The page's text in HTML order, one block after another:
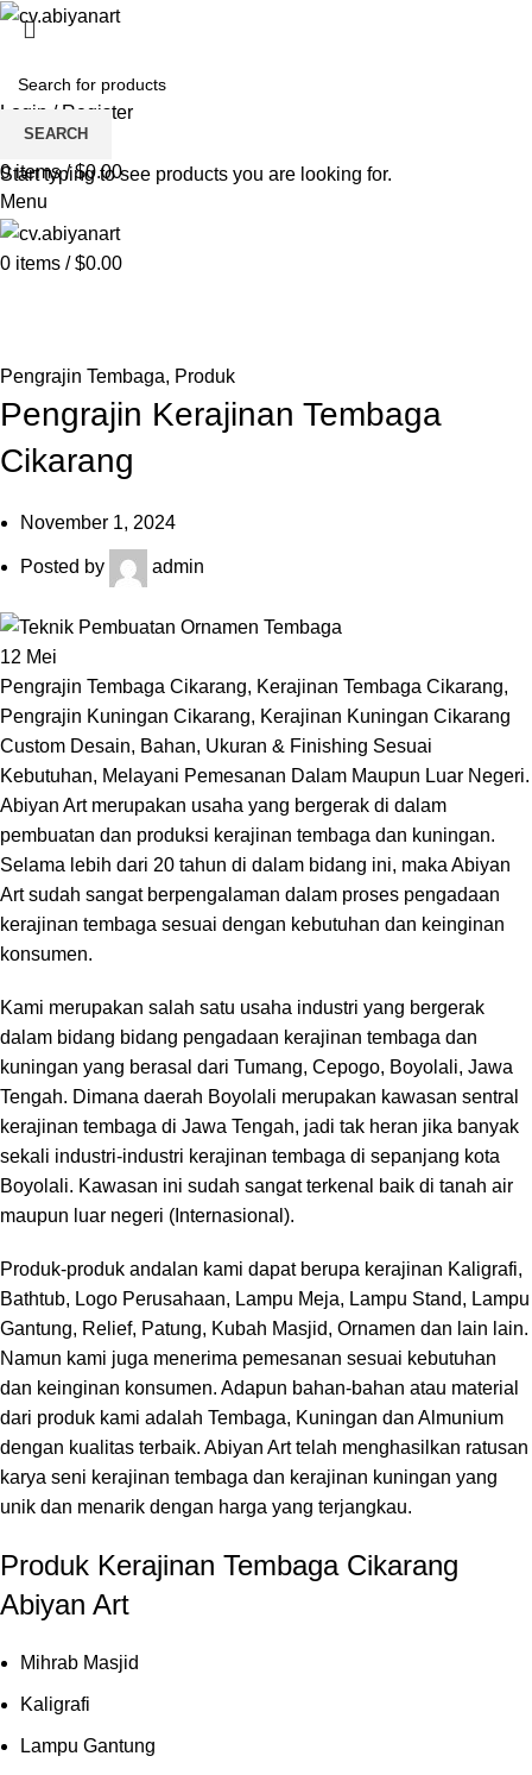
INSTAGRAM ABIYAN ART
Login / Register
Wishlist
0items / $0.00
Menu
0 items / $0.00
Pengrajin Tembaga, Produk
Pengrajin Kerajinan Tembaga
Cikarang
November 1, 2024
Posted by admin
12 Mei
Pengrajin Tembaga Cikarang, Kerajinan Tembaga Cikarang,
Pengrajin Kuningan Cikarang, Kerajinan Kuningan Cikarang
Custom Desain, Bahan, Ukuran & Finishing Sesuai
Kebutuhan, Melayani Pemesanan Dalam Maupun Luar Negeri.
Abiyan Art merupakan usaha yang bergerak di dalam
pembuatan dan produksi kerajinan tembaga dan kuningan.
Selama lebih dari 20 tahun di dalam bidang ini, maka Abiyan
Art sudah sangat berpengalaman dalam proses pengadaan
kerajinan tembaga sesuai dengan kebutuhan dan keinginan
konsumen.
Kami merupakan salah satu usaha industri yang bergerak
dalam bidang bidang pengadaan kerajinan tembaga dan
kuningan yang berasal dari Tumang, Cepogo, Boyolali, Jawa
Tengah. Dimana daerah Boyolali merupakan kawasan sentral
kerajinan tembaga di Jawa Tengah, jadi tak heran jika banyak
sekali industri-industri kerajinan tembaga di sepanjang kota
Boyolali. Kawasan ini sudah sangat terkenal baik di tanah air
maupun luar negeri (Internasional).
Produk-produk andalan kami dapat berupa kerajinan Kaligrafi,
Bathtub, Logo Perusahaan, Lampu Meja, Lampu Stand, Lampu
Gantung, Relief, Patung, Kubah Masjid, Ornamen dan lain lain.
Namun kami juga menerima pemesanan sesuai kebutuhan
dan keinginan konsumen. Adapun bahan-bahan atau material
dari produk kami adalah Tembaga, Kuningan dan Almunium
dengan kualitas terbaik. Abiyan Art telah menghasilkan ratusan
karya seni kerajinan tembaga dan kerajinan kuningan yang
unik dan menarik dengan harga yang terjangkau.
Produk Kerajinan Tembaga Cikarang
Abiyan Art
Mihrab Masjid
Kaligrafi
Lampu Gantung
SEARCH
Start typing to see products you are looking for.